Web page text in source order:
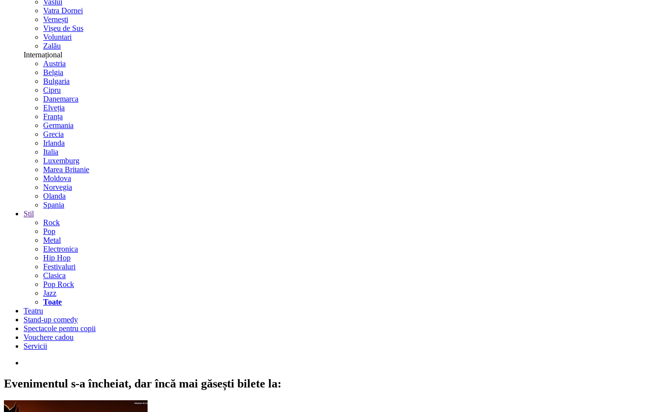
Vaslui
Vatra Dornei
Vernești
Vișeu de Sus
Voluntari
Zalău
Internațional
Austria
Belgia
Bulgaria
Cipru
Danemarca
Elveția
Franța
Germania
Grecia
Irlanda
Italia
Luxemburg
Marea Britanie
Moldova
Norvegia
Olanda
Spania
Stil
Rock
Pop
Metal
Electronica
Hip Hop
Festivaluri
Clasica
Pop Rock
Jazz
Toate
Teatru
Stand-up comedy
Spectacole pentru copii
Vouchere cadou
Servicii
Evenimentul s-a încheiat, dar încă mai găsești bilete la: